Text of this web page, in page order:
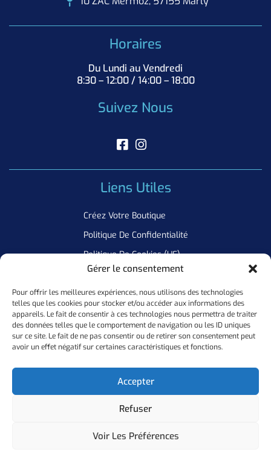
Gérer le consentement
Pour offrir les meilleures expériences, nous utilisons des technologies
telles que les cookies pour stocker et/ou accéder aux informations des
appareils. Le fait de consentir à ces technologies nous permettra de traiter
des données telles que le comportement de navigation ou les ID uniques
sur ce site. Le fait de ne pas consentir ou de retirer son consentement peut
avoir un effet négatif sur certaines caractéristiques et fonctions.
Accepter
Refuser
Voir Les Préférences
Horaires
Du Lundi au Vendredi
8:30 – 12:00 / 14:00 – 18:00
Suivez Nous
Liens Utiles
Créez Votre Boutique
Politique De Confidentialité
Politique De Cookies (UE)
Newsletter
Inscrivez Vous A Notre Newsletter Pour Ne Manquer Aucune De
Nos Offres
Ok
Personal Flocker • Website By Elixir Lab